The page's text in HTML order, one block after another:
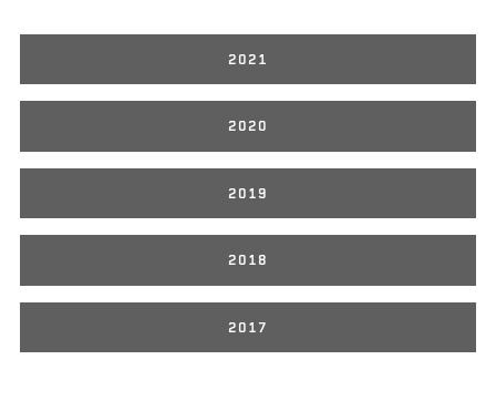
2021
2020
2019
2018
2017